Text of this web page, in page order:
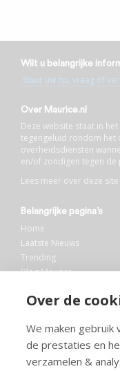
Over de
We maken gebruik
de prestaties en
verzamelen &
Wilt u belangrijke
Stuur uw tip, vraag of
Over Maurice.nl
Deze website staat in
tegengeluid rondom het
overheidsdiensten
en/of zondigen tegen
Lees meer over deze site
Belangrijke pagina’s
Home
Laatste Nieuws
Trending
Blog Maurice
Bibliotheek
Info en service
FAQ
Doneren